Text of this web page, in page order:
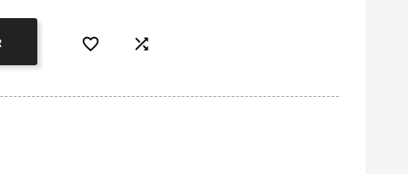
 